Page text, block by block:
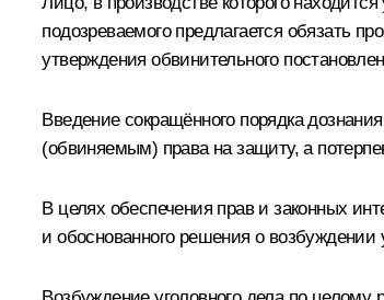
подозреваемого предлагается обязать
утверждения обвинительного
Введение сокращённого порядка
(обвиняемым) права на защиту, а
В целях обеспечения прав и законных
и обоснованного решения о возбуждении